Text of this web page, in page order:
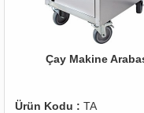
Çay Makine
Ürün Kodu : TA